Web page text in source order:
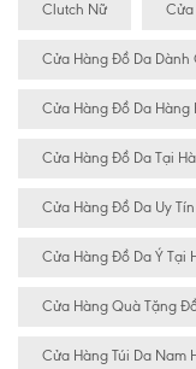
Clutch Nữ Cửa
Cửa Hàng Đồ Da Dành
Cửa Hàng Đồ Da Hàng
Cửa Hàng Đồ Da Tại
Cửa Hàng Đồ Da Uy
Cửa Hàng Đồ Da Ý Tại
Cửa Hàng Quà Tặng
Cửa Hàng Túi Da Nam